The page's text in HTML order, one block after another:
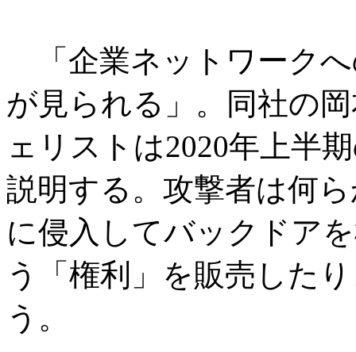
「企業ネットワーク
が見られる」。同社の
ェリストは2020年上半
説明する。攻撃者は何
に侵入してバックドア
う「権利」を販売した
う。